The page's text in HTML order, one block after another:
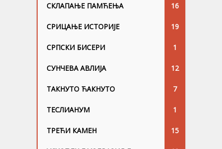
СКЛАПАЊЕ ПАМЋЕЊА 16
СРИЦАЊЕ ИСТОРИЈЕ 19
СРПСКИ БИСЕРИ 1
СУНЧЕВА АВЛИЈА 12
ТАКНУТО ЋАКНУТО 7
ТЕСЛИАНУМ 1
ТРЕЋИ КАМЕН 15